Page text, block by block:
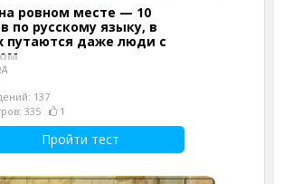
ровном месте — 10
по русскому языку, в
путаются даже люди с
137
335
1
Пройти тест